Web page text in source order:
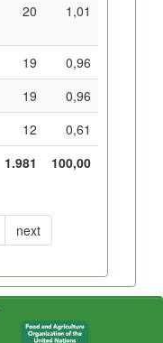
20 1,01
19
0,96
19
0,96
12
0,61
1.981
100,00
next